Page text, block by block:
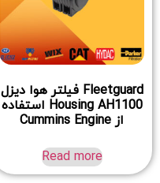
Fleetguard فیلتر هوا دیزل
Housing AH1100 استفاده
از Cummins Engine
Read more